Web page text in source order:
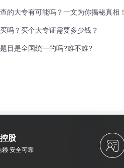
的大专有可能吗？一文为你揭秘真相！
吗？买个大专证需要多少钱？
目是全国统一的吗?难不难?
股
赖 安全可靠